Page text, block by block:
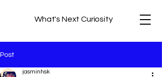
What's Next Curiosity
Post
jasminhsk